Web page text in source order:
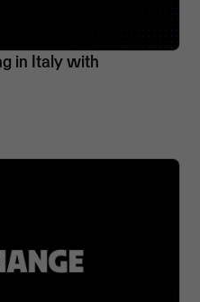
in Italy with